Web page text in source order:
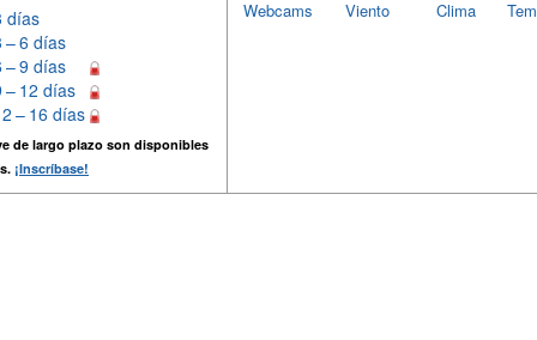
días
– 6 días
– 9 días
– 12 días
– 16 días
de largo plazo son disponibles
¡Inscríbase!
Clima
Viento
Webcams